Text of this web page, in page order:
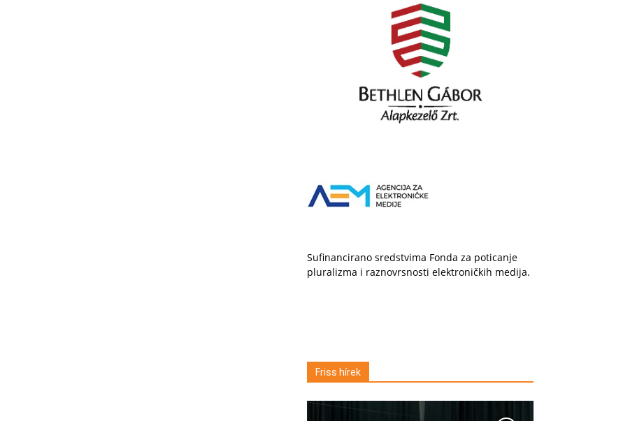
Sufinancirano sredstvima Fonda za poticanje
pluralizma i raznovrsnosti elektroničkih medija.
Friss hírek